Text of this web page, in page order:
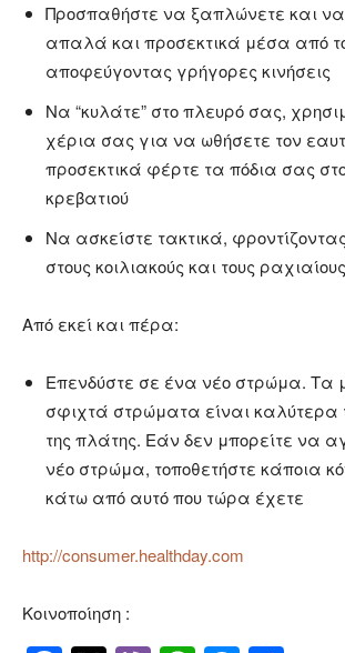
Προσπαθήστε να ξαπλώνετε και
απαλά και προσεκτικά μέσα από
αποφεύγοντας γρήγορες κινήσεις
Να “κυλάτε” στο πλευρό σας,
χέρια σας για να ωθήσετε τον
προσεκτικά φέρτε τα πόδια σας
κρεβατιού
Να ασκείστε τακτικά,
στους κοιλιακούς και τους
Από εκεί και πέρα:
Επενδύστε σε ένα νέο στρώμα. Τα
σφιχτά στρώματα είναι καλύτερα
της πλάτης. Εάν δεν μπορείτε να
νέο στρώμα, τοποθετήστε κάποια
κάτω από αυτό που τώρα έχετε
http://consumer.healthday.com
Κοινοποίηση :